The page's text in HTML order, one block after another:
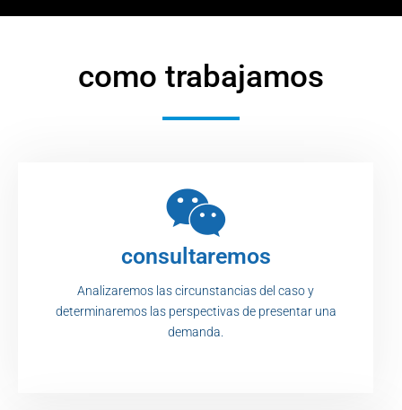
como trabajamos
consultaremos
Analizaremos las circunstancias del caso y
determinaremos las perspectivas de presentar una
demanda.